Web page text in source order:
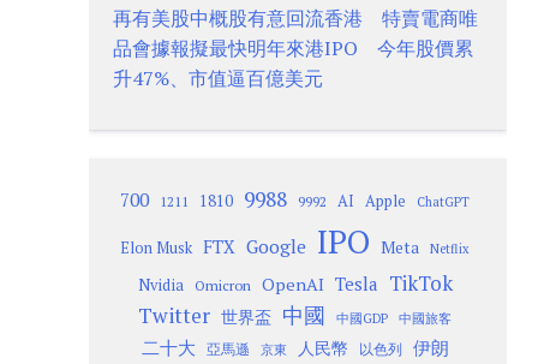
再有美股中概股有意回流香港 特賣電商唯
品會據報擬最快明年來港IPO 今年股價累
升47%、市值逼百億美元
700 1211 1810 9988 9992 AI Apple ChatGPT
Elon Musk FTX Google IPO Meta Netflix
Nvidia Omicron OpenAI Tesla TikTok
Twitter 世界盃 中國 中國GDP 中國旅客
二十大 亞馬遜 京東 人民幣 以色列 伊朗